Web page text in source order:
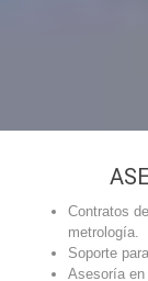
Contratos
metrología.
Soporte
Asesoría